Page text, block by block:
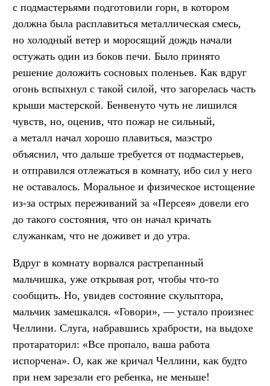
с подмастерьями подготовили горн, в котором
должна была расплавиться металлическая смесь,
но холодный ветер и моросящий дождь начали
остужать один из боков печи. Было принято
решение доложить сосновых поленьев. Как вдруг
огонь вспыхнул с такой силой, что загорелась часть
крыши мастерской. Бенвенуто чуть не лишился
чувств, но, оценив, что пожар не сильный,
а металл начал хорошо плавиться, маэстро
объяснил, что дальше требуется от подмастерьев,
и отправился отлежаться в комнату, ибо сил у него
не оставалось. Моральное и физическое истощение
из-за острых переживаний за «Персея» довели его
до такого состояния, что он начал кричать
служанкам, что не доживет и до утра.
Вдруг в комнату ворвался растрепанный
мальчишка, уже открывая рот, чтобы что-то
сообщить. Но, увидев состояние скульптора,
мальчик замешкался. «Говори», — устало произнес
Челлини. Слуга, набравшись храбрости, на выдохе
протараторил: «Все пропало, ваша работа
испорчена». О, как же кричал Челлини, как будто
при нем зарезали его ребенка, не меньше!